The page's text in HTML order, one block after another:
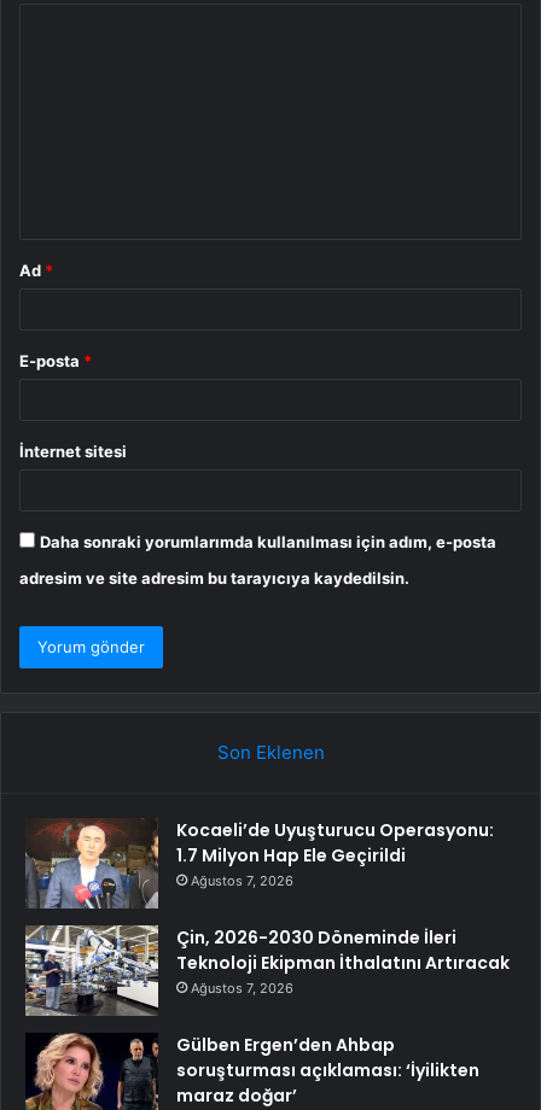
Ad *
E-posta *
İnternet sitesi
Daha sonraki yorumlarımda kullanılması için adım, e-posta
adresim ve site adresim bu tarayıcıya kaydedilsin.
Son Eklenen
Kocaeli’de Uyuşturucu Operasyonu:
1.7 Milyon Hap Ele Geçirildi
Ağustos 7, 2026
Çin, 2026-2030 Döneminde İleri
Teknoloji Ekipman İthalatını Artıracak
Ağustos 7, 2026
Gülben Ergen’den Ahbap
soruşturması açıklaması: ‘İyilikten
maraz doğar’